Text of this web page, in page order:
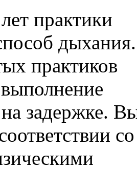
практики
практиков
задержке.
со